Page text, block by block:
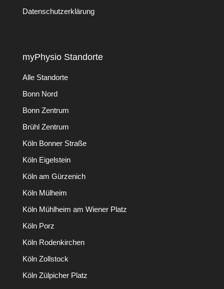
Datenschutzerklärung
myPhysio Standorte
Alle Standorte
Bonn Nord
Bonn Zentrum
Brühl Zentrum
Köln Bonner Straße
Köln Eigelstein
Köln am Gürzenich
Köln Mülheim
Köln Mühlheim am Wiener Platz
Köln Porz
Köln Rodenkirchen
Köln Zollstock
Köln Zülpicher Platz